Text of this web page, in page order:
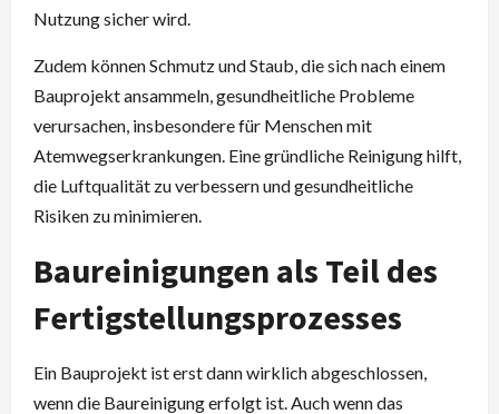
Nutzung sicher wird.
Zudem können Schmutz und Staub, die sich nach einem
Bauprojekt ansammeln, gesundheitliche Probleme
verursachen, insbesondere für Menschen mit
Atemwegserkrankungen. Eine gründliche Reinigung hilft,
die Luftqualität zu verbessern und gesundheitliche
Risiken zu minimieren.
Baureinigungen als Teil des
Fertigstellungsprozesses
Ein Bauprojekt ist erst dann wirklich abgeschlossen,
wenn die Baureinigung erfolgt ist. Auch wenn das